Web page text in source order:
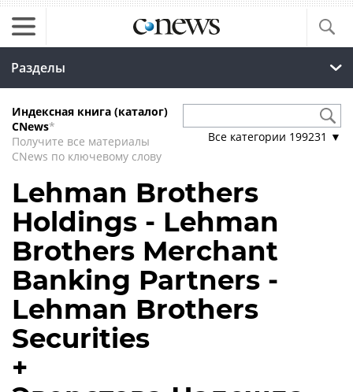
Разделы
Индексная книга (каталог)
CNews*
Получите все материалы
CNews по ключевому слову
Все категории 199231 ▼
Lehman Brothers
Holdings - Lehman
Brothers Merchant
Banking Partners -
Lehman Brothers
Securities
+